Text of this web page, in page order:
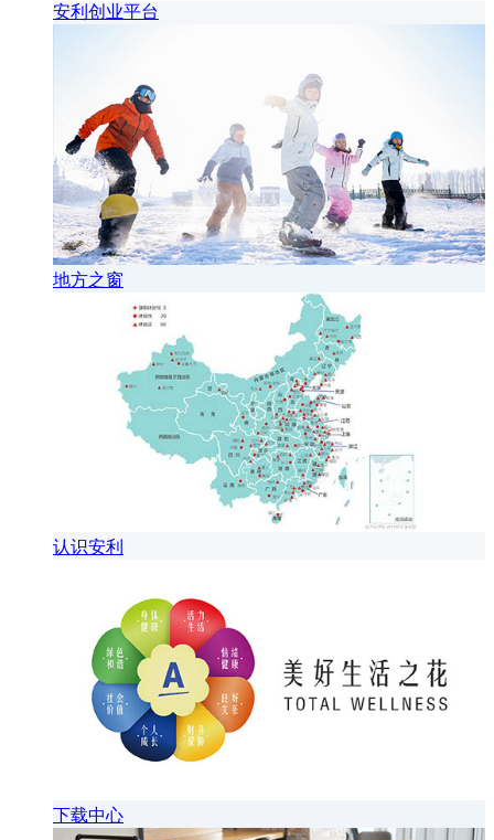
安利创业平台
地方之窗
认识安利
下载中心